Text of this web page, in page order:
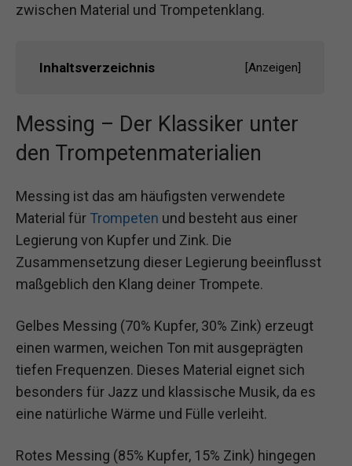
zwischen Material und Trompetenklang.
Inhaltsverzeichnis [Anzeigen]
Messing – Der Klassiker unter
den Trompetenmaterialien
Messing ist das am häufigsten verwendete
Material für Trompeten und besteht aus einer
Legierung von Kupfer und Zink. Die
Zusammensetzung dieser Legierung beeinflusst
maßgeblich den Klang deiner Trompete.
Gelbes Messing (70% Kupfer, 30% Zink) erzeugt
einen warmen, weichen Ton mit ausgeprägten
tiefen Frequenzen. Dieses Material eignet sich
besonders für Jazz und klassische Musik, da es
eine natürliche Wärme und Fülle verleiht.
Rotes Messing (85% Kupfer, 15% Zink) hingegen